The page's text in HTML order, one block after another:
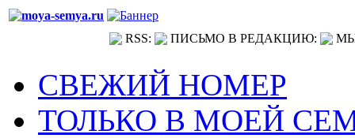
RSS: ПИСЬМО В РЕДАКЦИЮ:
СВЕЖИЙ НОМЕР
ТОЛЬКО В МОЕЙ